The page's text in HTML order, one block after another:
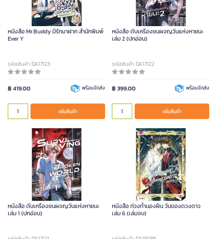
หนังสือ Mr.Buddy มีรักมาฝาก สำนักพิมพ์
Ever Y
รหัสสินค้า DA17123
฿ 419.00 พร้อมจัดส่ง
เพิ่มสินค้า
หนังสือ ดับเครื่องชนผจญวันแห่งหายนะ
เล่ม 2 (ปกอ่อน)
รหัสสินค้า DA17122
฿ 399.00 พร้อมจัดส่ง
เพิ่มสินค้า
หนังสือ ดับเครื่องชนผจญวันแห่งหายนะ
เล่ม 1 (ปกอ่อน)
หนังสือ ท่วงทํานองฝัน วันของดวงดาว
เล่ม 6 (เล่มจบ)